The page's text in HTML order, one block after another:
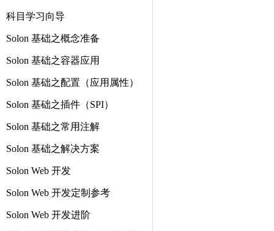
科目学习向导
Solon 基础之概念准备
Solon 基础之容器应用
Solon 基础之配置（应用属性）
Solon 基础之插件（SPI）
Solon 基础之常用注解
Solon 基础之解决方案
Solon Web 开发
Solon Web 开发定制参考
Solon Web 开发进阶